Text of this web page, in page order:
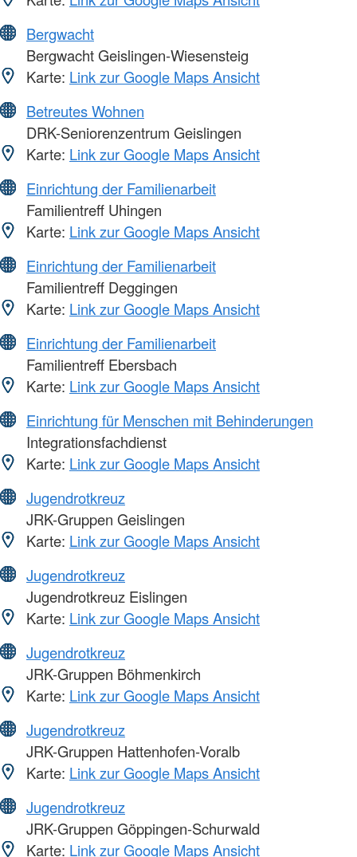
Bergwacht
Bergwacht Geislingen-Wiesensteig
Karte: Link zur Google Maps Ansicht
Betreutes Wohnen
DRK-Seniorenzentrum Geislingen
Karte: Link zur Google Maps Ansicht
Einrichtung der Familienarbeit
Familientreff Uhingen
Karte: Link zur Google Maps Ansicht
Einrichtung der Familienarbeit
Familientreff Deggingen
Karte: Link zur Google Maps Ansicht
Einrichtung der Familienarbeit
Familientreff Ebersbach
Karte: Link zur Google Maps Ansicht
Einrichtung für Menschen mit Behinderungen
Integrationsfachdienst
Karte: Link zur Google Maps Ansicht
Jugendrotkreuz
JRK-Gruppen Geislingen
Karte: Link zur Google Maps Ansicht
Jugendrotkreuz
Jugendrotkreuz Eislingen
Karte: Link zur Google Maps Ansicht
Jugendrotkreuz
JRK-Gruppen Böhmenkirch
Karte: Link zur Google Maps Ansicht
Jugendrotkreuz
JRK-Gruppen Hattenhofen-Voralb
Karte: Link zur Google Maps Ansicht
Jugendrotkreuz
JRK-Gruppen Göppingen-Schurwald
Karte: Link zur Google Maps Ansicht